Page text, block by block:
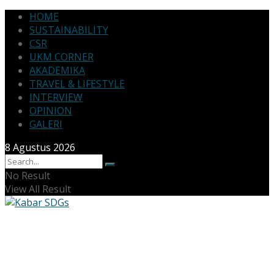
HOME
SUSTAINABILITY
CSR
UKM CORNER
AKADEMIKA
TRAVEL & LIFESTYLE
INTERVIEW
OPINION
GALERI
8 Agustus 2026
No Result
View All Result